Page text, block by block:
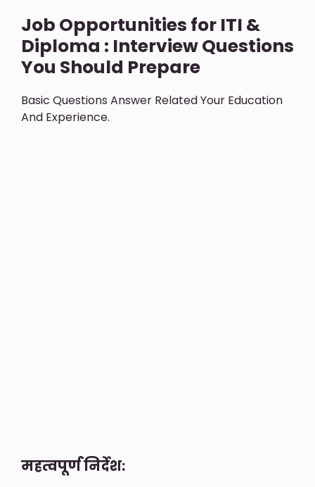
Job Opportunities for ITI &
Diploma : Interview Questions
You Should Prepare
Basic Questions Answer Related Your Education
And Experience.
महत्वपूर्ण निर्देश: